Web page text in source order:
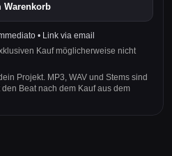
Warenkorb
• Link via email
Kauf möglicherweise nicht
Projekt. MP3, WAV und Stems sind
Beat nach dem Kauf aus dem